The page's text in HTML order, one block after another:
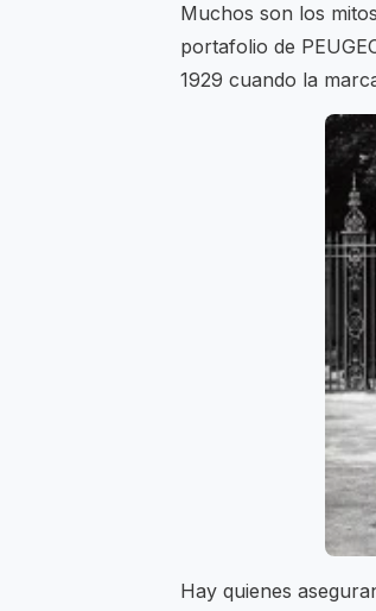
Muchos son los
portafolio de
1929 cuando la
Hay quienes